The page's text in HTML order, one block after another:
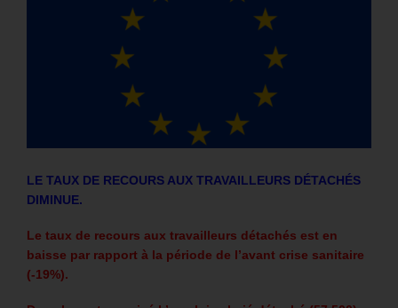
LE TAUX DE RECOURS AUX TRAVAILLEURS DÉTACHÉS
DIMINUE.
Le taux de recours aux travailleurs détachés est en
baisse par rapport à la période de l’avant crise sanitaire
(-19%).